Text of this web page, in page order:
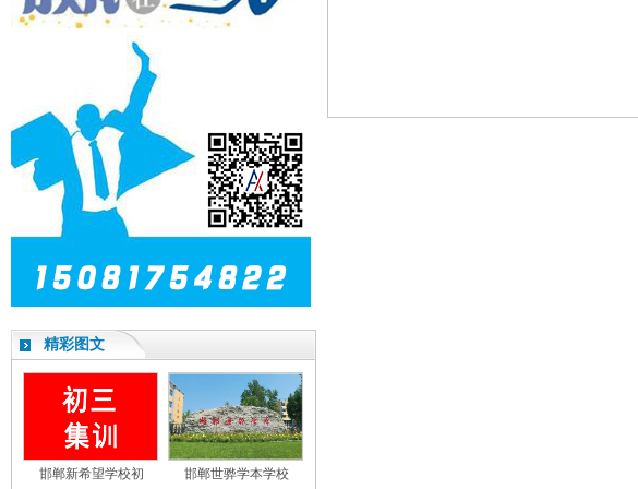
精彩图文
邯郸新希望学校初 邯郸世骅学本学校